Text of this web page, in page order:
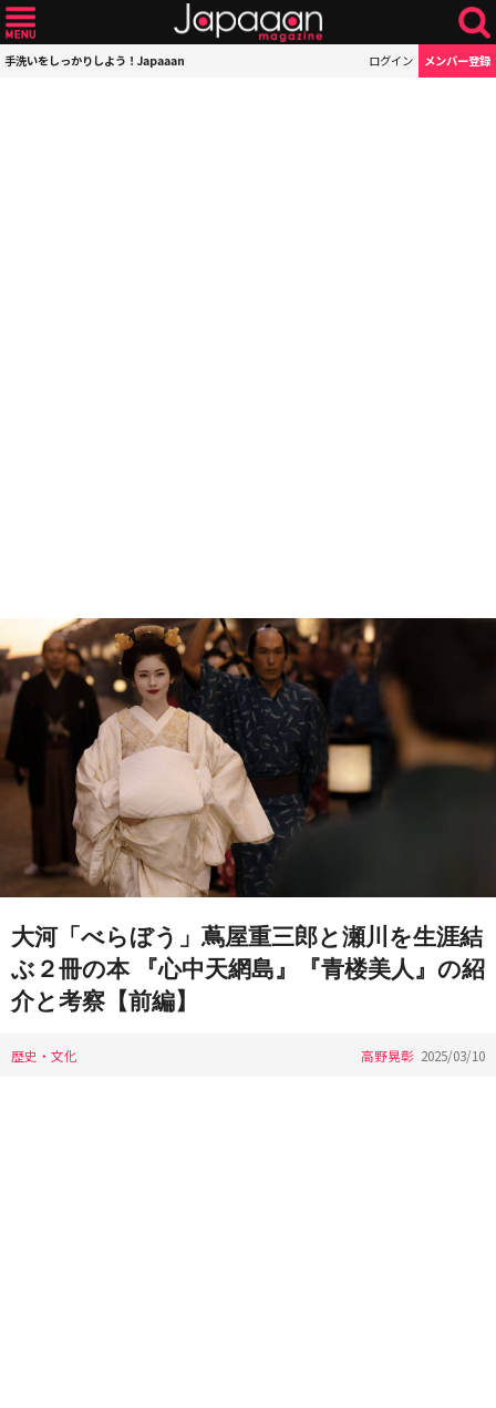
手洗いをしっかりしよう！Japaaan ログイン メンバー登録
大河「べらぼう」蔦屋重三郎と瀬川を生涯結
ぶ２冊の本 『心中天網島』『青楼美人』の紹
介と考察【前編】
歴史・文化 高野晃彰 2025/03/10